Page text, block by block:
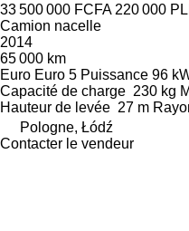
33 500 000 FCFA 220 000
Camion nacelle
2014
65 000 km
Euro Euro 5 Puissance 96
Capacité de charge 230 kg
Hauteur de levée 27 m
Pologne, Łódź
Contacter le vendeur